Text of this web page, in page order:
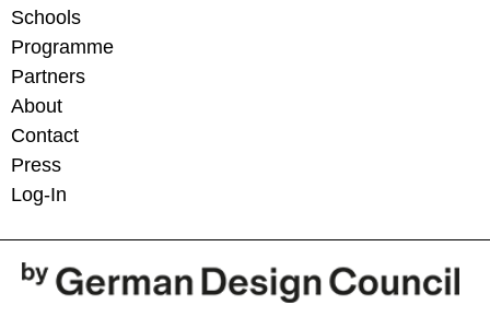
Schools
Programme
Partners
About
Contact
Press
Log-In